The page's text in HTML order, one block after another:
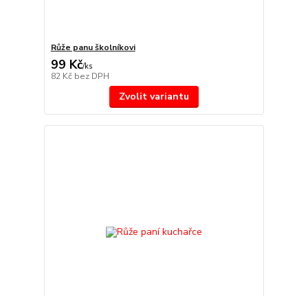
Růže panu školníkovi
99 Kč/ks
82 Kč bez DPH
Zvolit variantu